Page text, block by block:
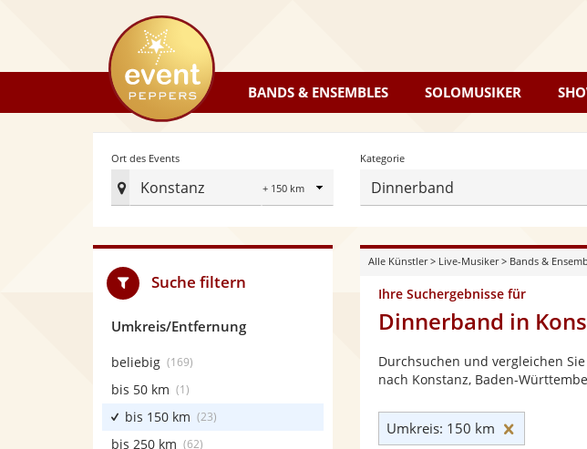
eventpeppers
BANDS & ENSEMBLES SOLOMUSIKER
Ort des Events
Konstanz
Radius
Ort
Events
festlegen
Kategorie
Dinnerband
Alle Künstler> Live-Musiker> Bands &
Ihre Suchergebnisse für
Dinnerband in
Durchsuchen und vergleichen
nach Konstanz, Baden-
Umkreis: 150 km
Suche filtern
Umkreis/Entfernung
beliebig (169)
bis 50 km (1)
bis 150 km (23)
bis 250 km (62)